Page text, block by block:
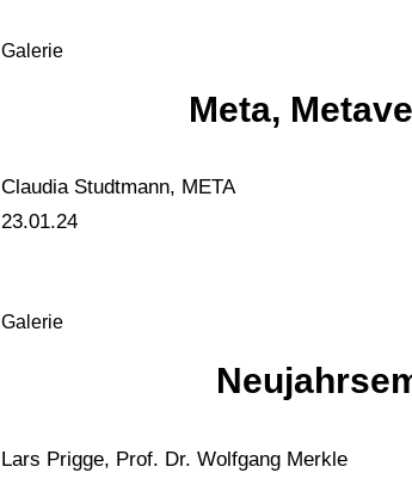
Galerie
Meta,
Claudia Studtmann, META
23.01.24
Galerie
Lars Prigge, Prof. Dr. Wolfgang Merkle